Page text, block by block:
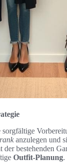
anzulegen und
bestehenden
Outfit-Planung.